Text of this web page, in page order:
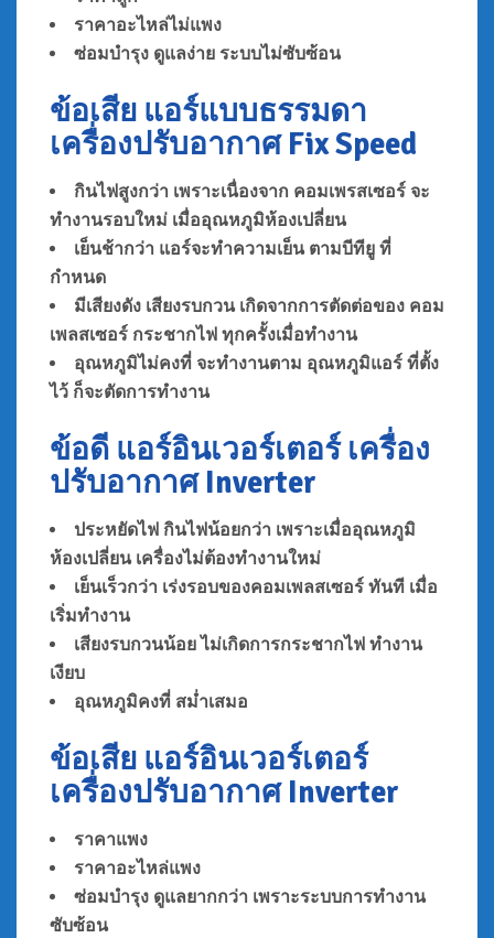
ราคาอะไหล่ไม่แพง
ซ่อมบำรุง ดูแลง่าย ระบบไม่ซับซ้อน
ข้อเสีย แอร์แบบธรรมดา
เครื่องปรับอากาศ Fix Speed
กินไฟสูงกว่า เพราะเนื่องจาก คอมเพรสเซอร์ จะ
ทำงานรอบใหม่ เมื่ออุณหภูมิห้องเปลี่ยน
เย็นช้ากว่า แอร์จะทำความเย็น ตามบีทียู ที่
กำหนด
มีเสียงดัง เสียงรบกวน เกิดจากการตัดต่อของ คอม
เพลสเซอร์ กระชากไฟ ทุกครั้งเมื่อทำงาน
อุณหภูมิไม่คงที่ จะทำงานตาม อุณหภูมิแอร์ ที่ตั้ง
ไว้ ก็จะตัดการทำงาน
ข้อดี แอร์อินเวอร์เตอร์ เครื่อง
ปรับอากาศ Inverter
ประหยัดไฟ กินไฟน้อยกว่า เพราะเมื่ออุณหภูมิ
ห้องเปลี่ยน เครื่องไม่ต้องทำงานใหม่
เย็นเร็วกว่า เร่งรอบของคอมเพลสเซอร์ ทันที เมื่อ
เริ่มทำงาน
เสียงรบกวนน้อย ไม่เกิดการกระชากไฟ ทำงาน
เงียบ
อุณหภูมิคงที่ สม่ำเสมอ
ข้อเสีย แอร์อินเวอร์เตอร์
เครื่องปรับอากาศ Inverter
ราคาแพง
ราคาอะไหล่แพง
ซ่อมบำรุง ดูแลยากกว่า เพราะระบบการทำงาน
ซับซ้อน